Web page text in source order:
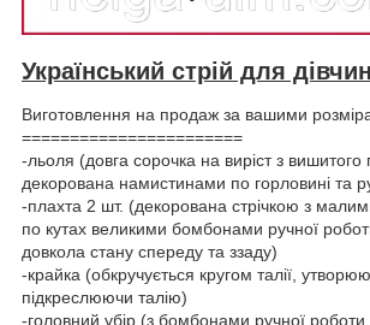
Український стрій для
Виготовлення на продаж за вашими
=======================
-льоля (довга сорочка на виріст з вишитого
декорована намистинами по горловині та
-плахта 2 шт. (декорована стрічкою з
по кутах великими бомбонами ручної
довкола стану спереду та ззаду)
-крайка (обкручується кругом талії,
підкреслюючи талію)
-головний убір (з бомбонами ручної роботи